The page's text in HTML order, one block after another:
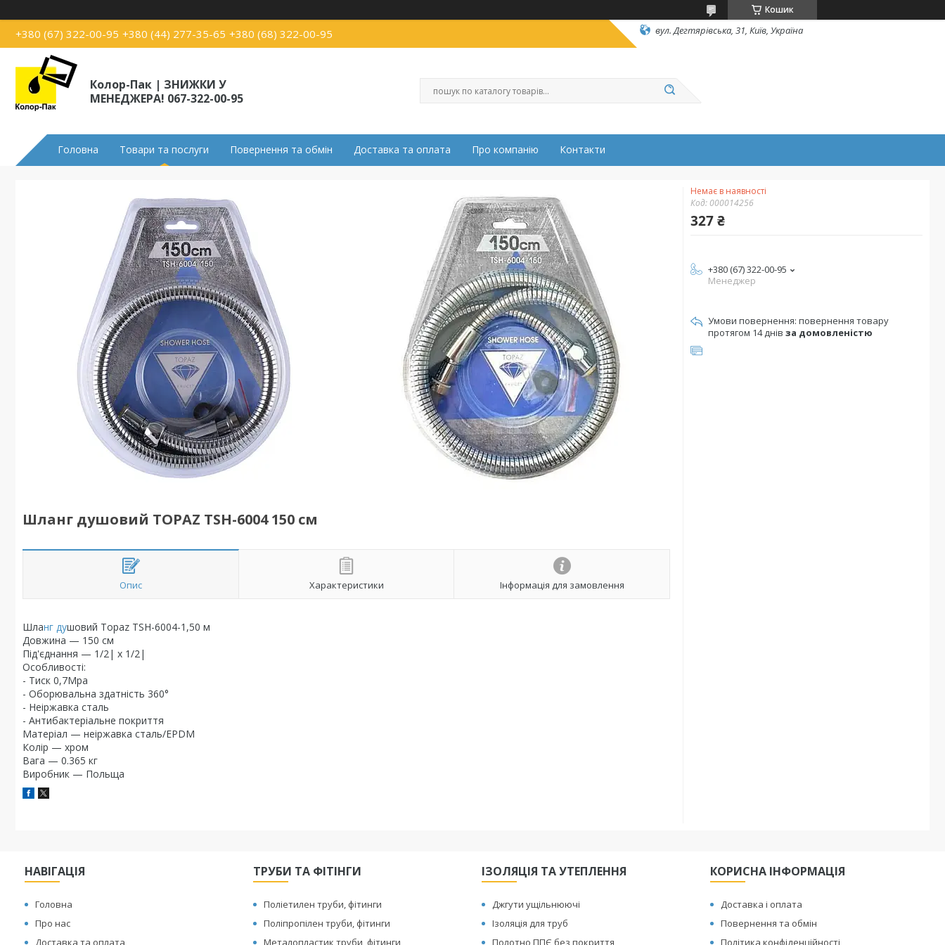
Кошик
+380 (67) 322-00-95 +380 (44) 277-35-65 +380 (68) 322-00-95 вул. Дегтярівська, 31, Київ, Україна
Колор-Пак | ЗНИЖКИ У
МЕНЕДЖЕРА! 067-322-00-95
Головна Товари та послуги Повернення та обмін Доставка та оплата Про компанію Контакти
Шланг душовий TOPAZ TSH-6004 150 см
Опис Характеристики Інформація для замовлення
Шланг душовий Topaz TSH-6004-1,50 м
Довжина — 150 см
Під'єднання — 1/2| x 1/2|
Особливості:
- Тиск 0,7Mpa
- Оборювальна здатність 360°
- Неіржавка сталь
- Антибактеріальне покриття
Матеріал — неіржавка сталь/EPDM
Колір — хром
Вага — 0.365 кг
Виробник — Польща
Немає в наявності
Код: 000014256
327 ₴
+380 (67) 322-00-95
Менеджер
повернення товару
протягом 14 днів за домовленістю
НАВІГАЦІЯ
Головна
Про нас
Доставка та оплата
ТРУБИ ТА ФІТІНГИ
Поліетилен труби, фітинги
Поліпропілен труби, фітинги
Металопластик труби, фітинги
ІЗОЛЯЦІЯ ТА УТЕПЛЕННЯ
Джгути ущільнюючі
Ізоляція для труб
Полотно ППЄ без покриття
КОРИСНА ІНФОРМАЦІЯ
Доставка і оплата
Повернення та обмін
Політика конфіденційності